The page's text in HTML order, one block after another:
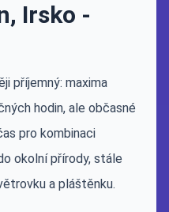
Irsko -
příjemný: maxima
hodin, ale občasné
pro kombinaci
okolní přírody, stále
a pláštěnku.